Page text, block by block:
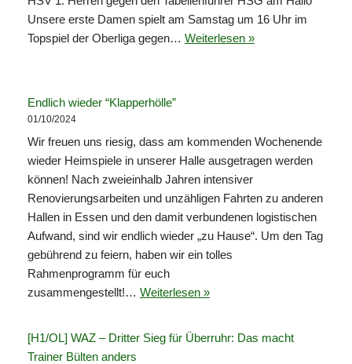
Unsere erste Damen spielt am Samstag um 16 Uhr im
Topspiel der Oberliga gegen… Weiterlesen »
Endlich wieder “Klapperhölle”
01/10/2024
Wir freuen uns riesig, dass am kommenden Wochenende
wieder Heimspiele in unserer Halle ausgetragen werden
können! Nach zweieinhalb Jahren intensiver
Renovierungsarbeiten und unzähligen Fahrten zu anderen
Hallen in Essen und den damit verbundenen logistischen
Aufwand, sind wir endlich wieder „zu Hause“. Um den Tag
gebührend zu feiern, haben wir ein tolles
Rahmenprogramm für euch
zusammengestellt!… Weiterlesen »
[H1/OL] WAZ – Dritter Sieg für Überruhr: Das macht
Trainer Bülten anders